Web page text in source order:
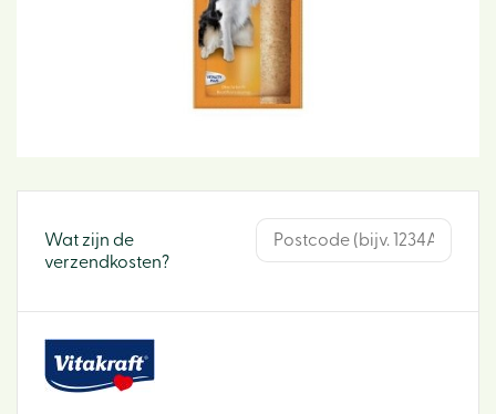
Wat zijn de
verzendkosten?